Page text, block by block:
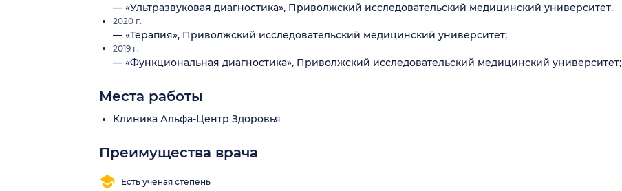
— «Ультразвуковая диагностика», Приволжский исследовательский медицинский университет.
2020 г.
— «Терапия», Приволжский исследовательский медицинский университет;
2019 г.
— «Функциональная диагностика», Приволжский исследовательский медицинский университет;
Места работы
Клиника Альфа-Центр Здоровья
Преимущества врача
Есть ученая степень